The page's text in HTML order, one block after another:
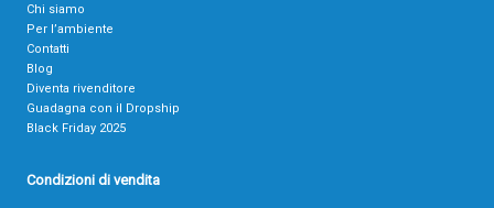
Chi siamo
Per l’ambiente
Contatti
Blog
Diventa rivenditore
Guadagna con il Dropship
Black Friday 2025
Condizioni di vendita